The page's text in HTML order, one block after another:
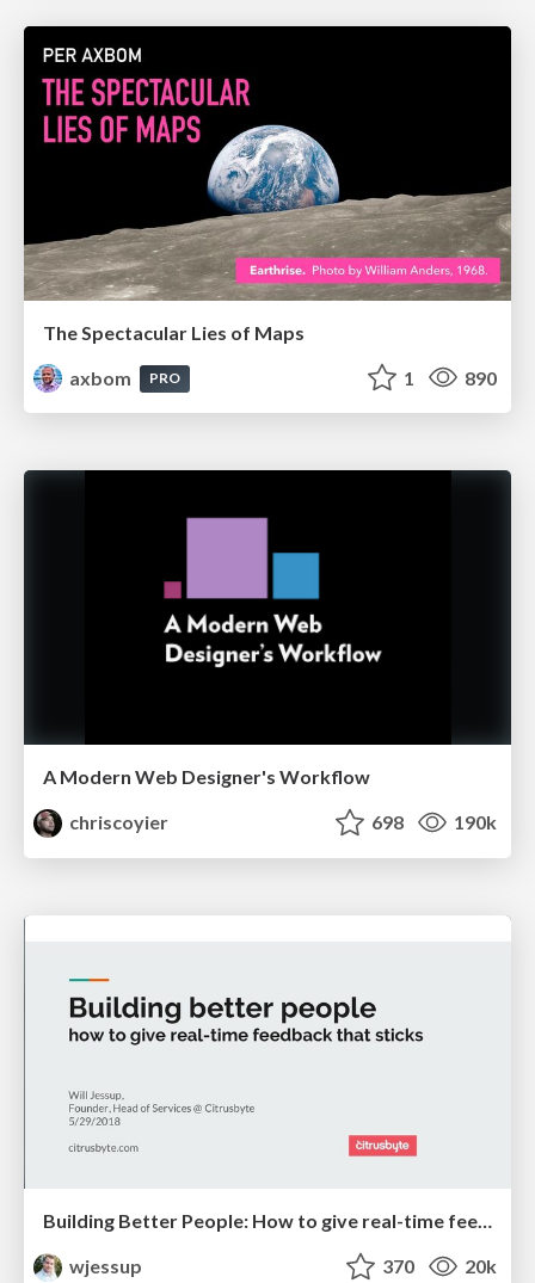
The Spectacular Lies of Maps
axbom
PRO 1 890
A Modern Web Designer's Workflow
chriscoyier
698 190k
Building Better People: How to give real-time feedback that sticks.
wjessup
370 20k